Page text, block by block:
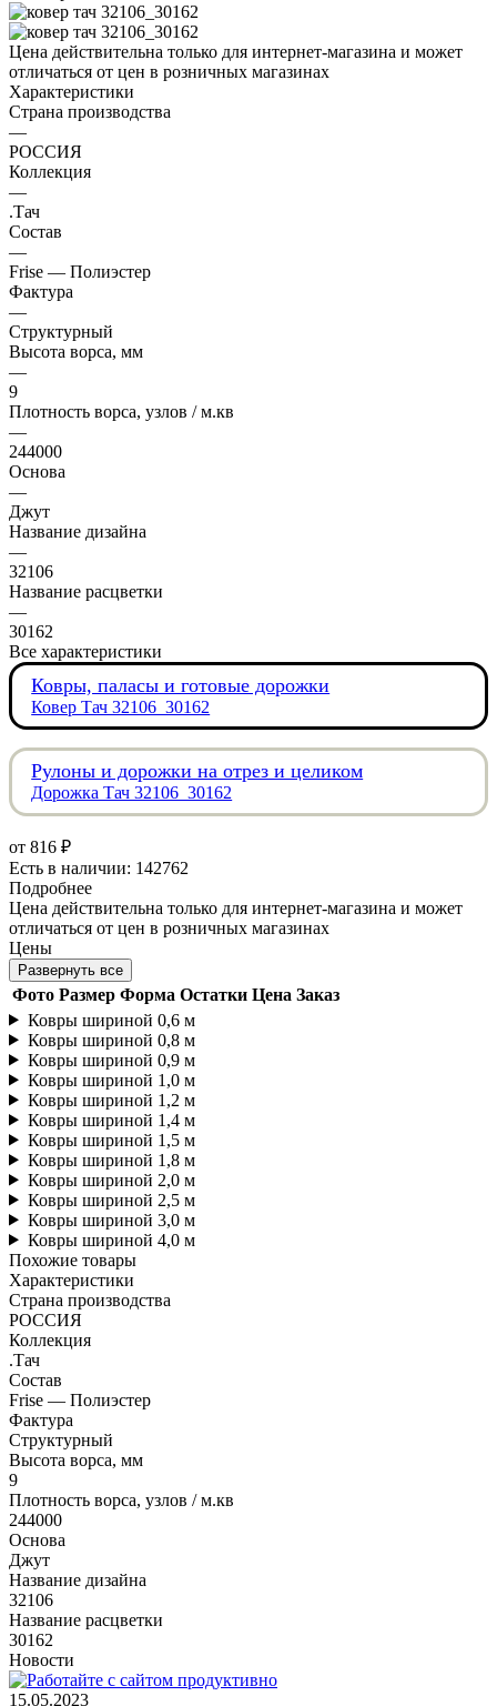
Цена действительна только для интернет-магазина и может
отличаться от цен в розничных магазинах
Характеристики
Страна производства
—
РОССИЯ
Коллекция
—
.Тач
Состав
—
Frise — Полиэстер
Фактура
—
Структурный
Высота ворса, мм
—
9
Плотность ворса, узлов / м.кв
—
244000
Основа
—
Джут
Название дизайна
—
32106
Название расцветки
—
30162
Все характеристики
Ковры, паласы и готовые дорожки
Ковер Тач 32106_30162
Рулоны и дорожки на отрез и целиком
Дорожка Тач 32106_30162
от 816 ₽
Есть в наличии: 142762
Подробнее
Цена действительна только для интернет-магазина и может
отличаться от цен в розничных магазинах
Цены
Развернуть все
Фото Размер Форма Остатки Цена Заказ
Ковры шириной 0,6 м
Ковры шириной 0,8 м
Ковры шириной 0,9 м
Ковры шириной 1,0 м
Ковры шириной 1,2 м
Ковры шириной 1,4 м
Ковры шириной 1,5 м
Ковры шириной 1,8 м
Ковры шириной 2,0 м
Ковры шириной 2,5 м
Ковры шириной 3,0 м
Ковры шириной 4,0 м
Похожие товары
Характеристики
Страна производства
РОССИЯ
Коллекция
.Тач
Состав
Frise — Полиэстер
Фактура
Структурный
Высота ворса, мм
9
Плотность ворса, узлов / м.кв
244000
Основа
Джут
Название дизайна
32106
Название расцветки
30162
Новости
15.05.2023